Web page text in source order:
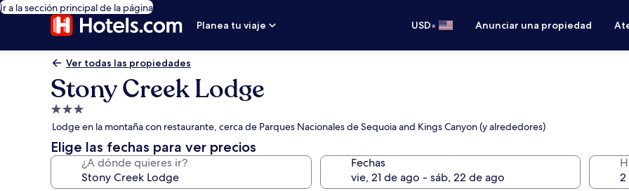
Ir a la sección principal de la página
Planea tu viaje
USD• Anunciar una propiedad
Ver todas las propiedades
Stony Creek Lodge
Propiedad
de
3.0
estrellas
Lodge en la montaña con restaurante, cerca de Parques Nacionales de Sequoia and Kings Canyon (y alrededores)
Elige las fechas para ver precios
¿A dónde quieres ir? Fechas